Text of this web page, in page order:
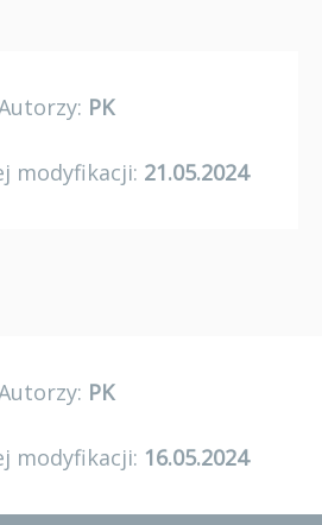
PK
modyfikacji: 21.05.2024
PK
modyfikacji: 16.05.2024